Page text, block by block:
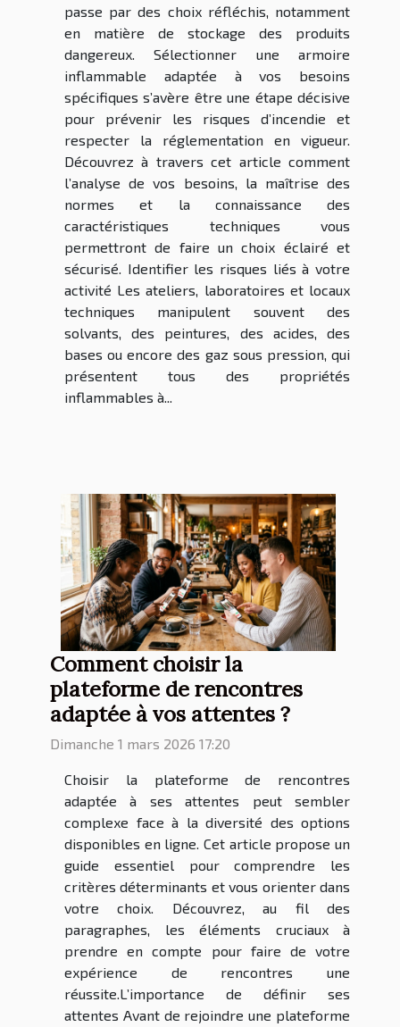
passe par des choix réfléchis, notamment
en matière de stockage des produits
dangereux. Sélectionner une armoire
inflammable adaptée à vos besoins
spécifiques s’avère être une étape décisive
pour prévenir les risques d’incendie et
respecter la réglementation en vigueur.
Découvrez à travers cet article comment
l’analyse de vos besoins, la maîtrise des
normes et la connaissance des
caractéristiques techniques vous
permettront de faire un choix éclairé et
sécurisé. Identifier les risques liés à votre
activité Les ateliers, laboratoires et locaux
techniques manipulent souvent des
solvants, des peintures, des acides, des
bases ou encore des gaz sous pression, qui
présentent tous des propriétés
inflammables à...
Comment choisir la
plateforme de rencontres
adaptée à vos attentes ?
Dimanche 1 mars 2026 17:20
Choisir la plateforme de rencontres
adaptée à ses attentes peut sembler
complexe face à la diversité des options
disponibles en ligne. Cet article propose un
guide essentiel pour comprendre les
critères déterminants et vous orienter dans
votre choix. Découvrez, au fil des
paragraphes, les éléments cruciaux à
prendre en compte pour faire de votre
expérience de rencontres une
réussite.L’importance de définir ses
attentes Avant de rejoindre une plateforme